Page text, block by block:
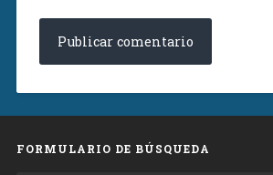
FORMULARIO DE BÚSQUEDA